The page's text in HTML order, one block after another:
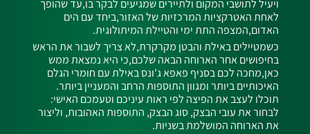
ויעיל לתושבי המקום ולתיירים שמגיעים לבקר בו,עד שהופך
לאחת האטרקציות המרכזיות של האזור,ביחד עם הים
האדום,המצפה התת ימי והטיילת המיתולוגית.
כשמטיילים באילת והבטן מקרקרת,לא צריך לשבור את הראש
בחיפושים אחר הארוחה הבאה שלכם,כי היא נמצאת ממש
כאן,מחכה לכם בסניף פאפא ג'ונס באילת עם חומרי הגלם
האיכותיים ביותר ומגוון התוספות הרחב והמעניין ביותר.
תוכלו לעצב את הפיצה לפי ראות עיניכם וטעמכם האישי:
לבחור את עובי הבצק, סוג הבצק, התוספות האהובות, וליצור
את הארוחה המושלמת בשניות.